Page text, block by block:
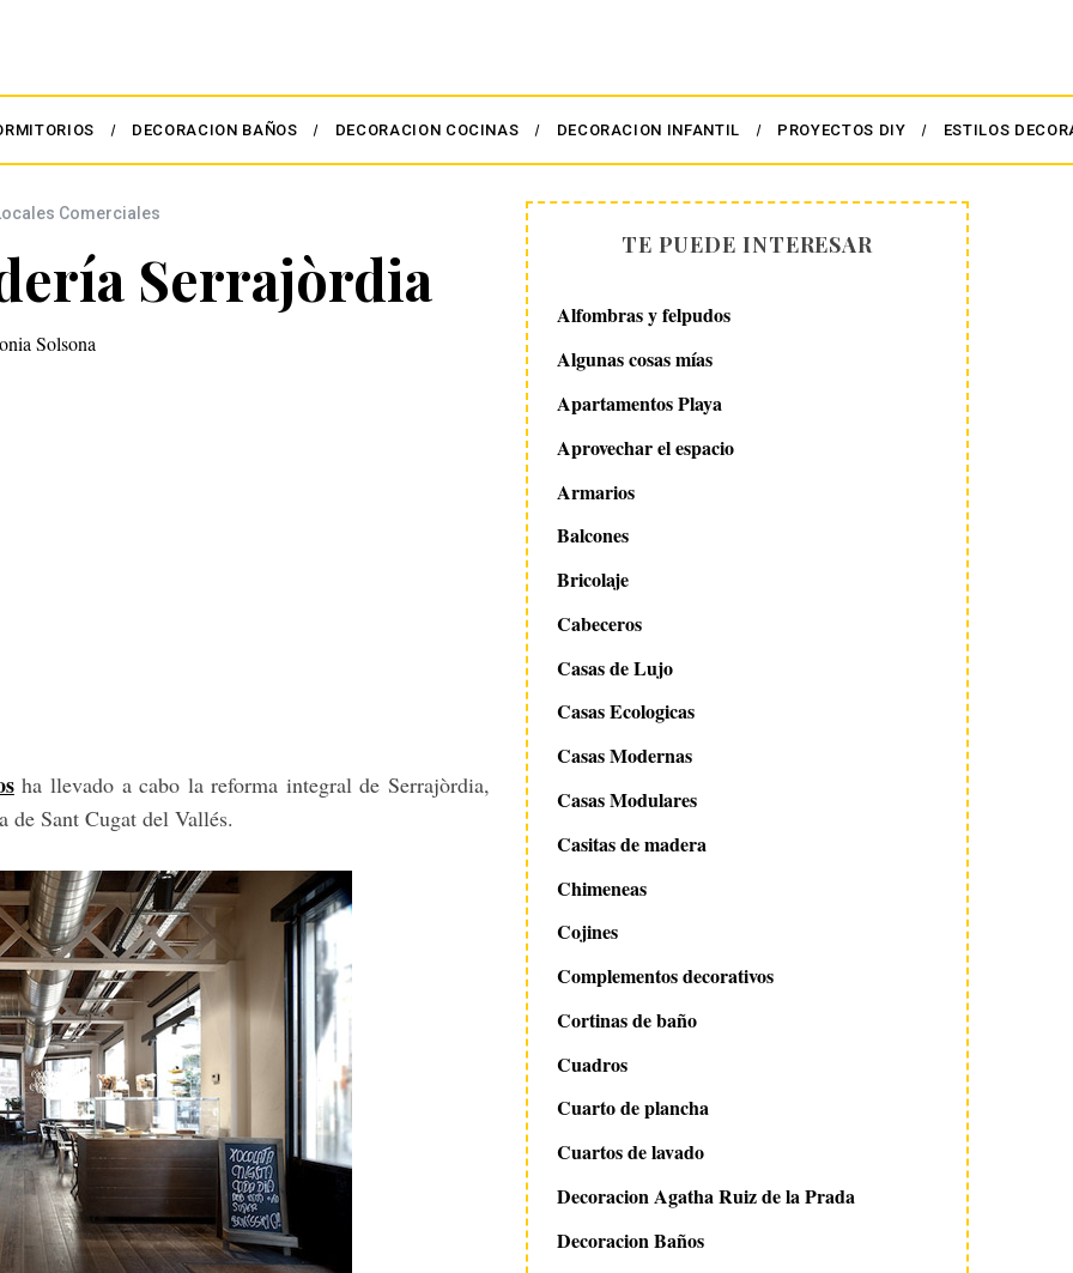
DECORACION BAÑOS DECORACION COCINAS DECORACION INFANTIL PROYECTOS DIY ESTILOS
Comerciales
Serrajòrdia
Solsona
ha llevado a cabo la reforma integral de Serrajòrdia,
de Sant Cugat del Vallés.
TE PUEDE INTERESAR
Alfombras y felpudos
Algunas cosas mías
Apartamentos Playa
Aprovechar el espacio
Armarios
Balcones
Bricolaje
Cabeceros
Casas de Lujo
Casas Ecologicas
Casas Modernas
Casas Modulares
Casitas de madera
Chimeneas
Cojines
Complementos decorativos
Cortinas de baño
Cuadros
Cuarto de plancha
Cuartos de lavado
Decoracion Agatha Ruiz de la Prada
Decoracion Baños